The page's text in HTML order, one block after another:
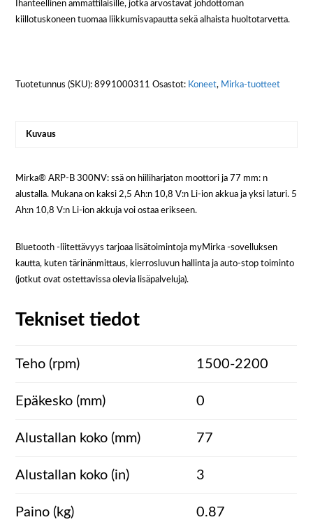
Ihanteellinen ammattilaisille, jotka arvostavat johdottoman
kiillotuskoneen tuomaa liikkumisvapautta sekä alhaista huoltotarvetta.
Tuotetunnus (SKU):8991000311 Osastot: Koneet, Mirka-tuotteet
Kuvaus
Mirka® ARP-B 300NV: ssä on hiiliharjaton moottori ja 77 mm: n
alustalla. Mukana on kaksi 2,5 Ah:n 10,8 V:n Li-ion akkua ja yksi laturi. 5
Ah:n 10,8 V:n Li-ion akkuja voi ostaa erikseen.
Bluetooth -liitettävyys tarjoaa lisätoimintoja myMirka -sovelluksen
kautta, kuten tärinänmittaus, kierrosluvun hallinta ja auto-stop toiminto
(jotkut ovat ostettavissa olevia lisäpalveluja).
Tekniset tiedot
Teho (rpm) 1500-2200
Epäkesko (mm) 0
Alustallan koko (mm) 77
Alustallan koko (in) 3
Paino (kg) 0.87